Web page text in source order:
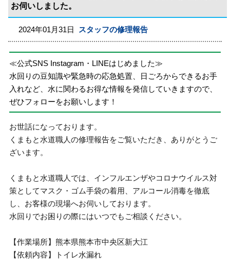
お伺いしました。
2024年01月31日 スタッフの修理報告
≪公式SNS Instagram・LINEはじめました≫
水回りの豆知識や緊急時の応急処置、日ごろからできるお手
入れなど、水に関わるお得な情報を発信していきますので、
ぜひフォローをお願いします！
お世話になっております。
くまもと水道職人の修理報告をご覧いただき、ありがとうご
ざいます。
くまもと水道職人では、インフルエンザやコロナウイルス対
策としてマスク・ゴム手袋の着用、アルコール消毒を徹底
し、お客様の現場へお伺いしております。
水回りでお困りの際にはいつでもご相談ください。
【作業場所】熊本県熊本市中央区新大江
【依頼内容】トイレ水漏れ